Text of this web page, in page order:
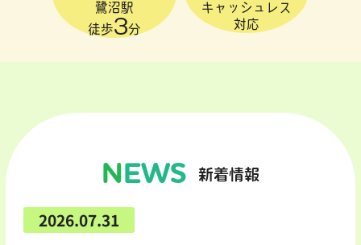
鷺沼駅
徒歩3分
キャッシュレス
対応
NEWS 新着情報
2026.07.31